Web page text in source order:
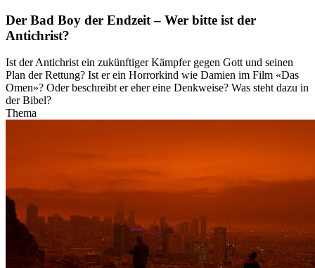
Der Bad Boy der Endzeit – Wer bitte ist der
Antichrist?
Ist der Antichrist ein zukünftiger Kämpfer gegen Gott und seinen
Plan der Rettung? Ist er ein Horrorkind wie Damien im Film «Das
Omen»? Oder beschreibt er eher eine Denkweise? Was steht dazu in
der Bibel?
Thema